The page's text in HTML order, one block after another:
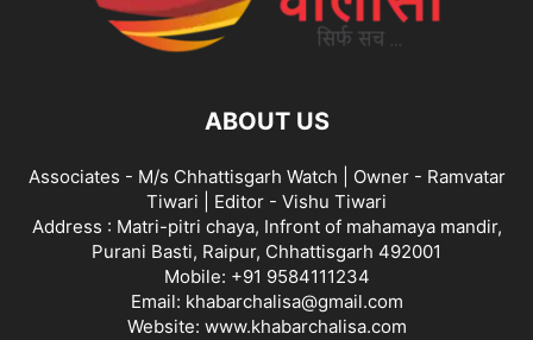
ABOUT US
Associates - M/s Chhattisgarh Watch | Owner - Ramvatar
Tiwari | Editor - Vishu Tiwari
Address : Matri-pitri chaya, Infront of mahamaya mandir,
Purani Basti, Raipur, Chhattisgarh 492001
Mobile: +91 9584111234
Email: khabarchalisa@gmail.com
Website: www.khabarchalisa.com